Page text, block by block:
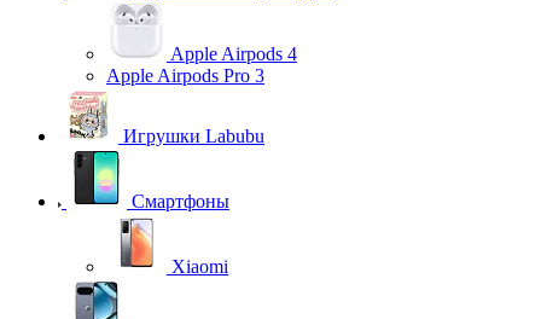
Apple Airpods 4
Apple Airpods Pro 3
Игрушки Labubu
Смартфоны
Xiaomi